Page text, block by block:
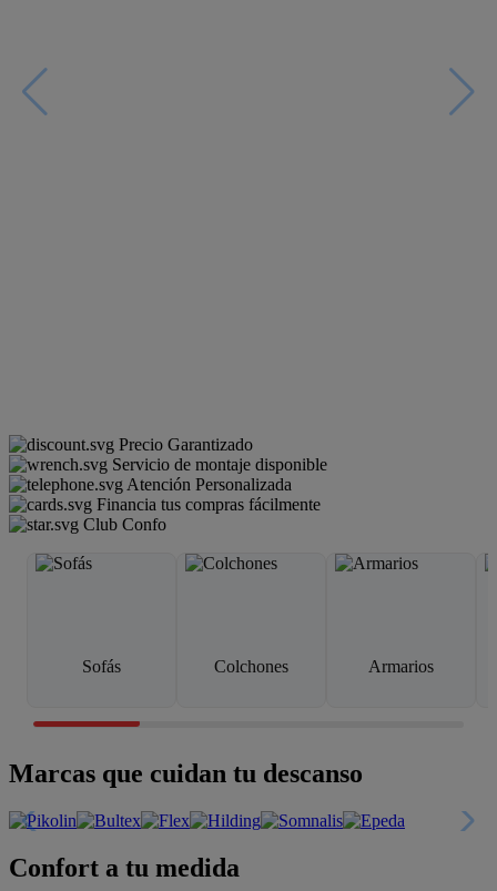
Precio Garantizado
Servicio de montaje disponible
Atención Personalizada
Financia tus compras fácilmente
Club Confo
Sofás Colchones Armarios
Marcas que cuidan tu descanso
Confort a tu medida